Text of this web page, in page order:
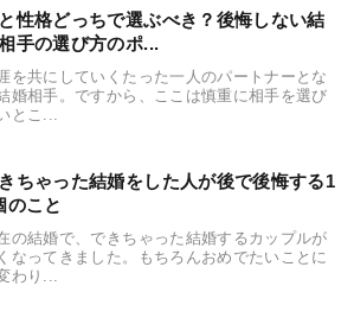
性格どっちで選ぶべき？後悔しない結
手の選び方のポ...
を共にしていくたった一人のパートナーとな
婚相手。ですから、ここは慎重に相手を選び
とこ...
ちゃった結婚をした人が後で後悔する1
のこと
の結婚で、できちゃった結婚するカップルが
なってきました。もちろんおめでたいことに
わり...